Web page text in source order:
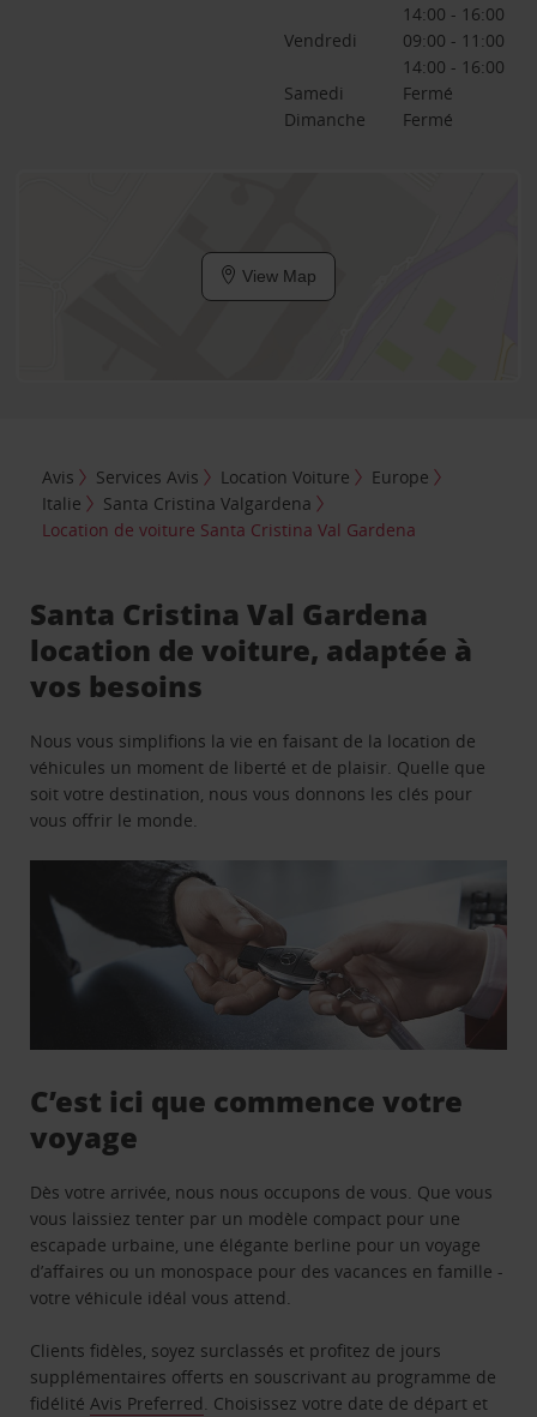
14:00 - 16:00
Vendredi
09:00 - 11:00
14:00 - 16:00
Samedi
Fermé
Dimanche
Fermé
View Map
Avis Services Avis Location Voiture
Europe
Italie
Santa Cristina Valgardena
Location de voiture Santa Cristina Val Gardena
Santa Cristina Val Gardena
location de voiture, adaptée à
vos besoins
Nous vous simplifions la vie en faisant de la location de
véhicules un moment de liberté et de plaisir. Quelle que
soit votre destination, nous vous donnons les clés pour
vous offrir le monde.
C’est ici que commence votre
voyage
Dès votre arrivée, nous nous occupons de vous. Que vous
vous laissiez tenter par un modèle compact pour une
escapade urbaine, une élégante berline pour un voyage
d’affaires ou un monospace pour des vacances en famille -
votre véhicule idéal vous attend.
Clients fidèles, soyez surclassés et profitez de jours
supplémentaires offerts en souscrivant au programme de
fidélitéAvis Preferred. Choisissez votre date de départ et